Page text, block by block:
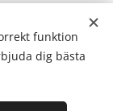
funktion
dig bästa